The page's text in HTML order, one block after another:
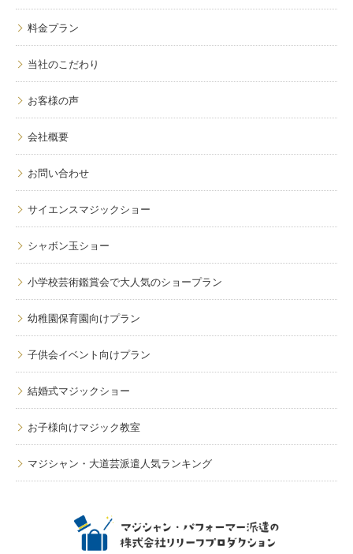
料金プラン
当社のこだわり
お客様の声
会社概要
お問い合わせ
サイエンスマジックショー
シャボン玉ショー
小学校芸術鑑賞会で大人気のショープラン
幼稚園保育園向けプラン
子供会イベント向けプラン
結婚式マジックショー
お子様向けマジック教室
マジシャン・大道芸派遣人気ランキング